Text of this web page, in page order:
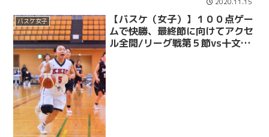
バスケ女子
【バスケ（女子）】１００点ゲー
ムで快勝、最終節に向けてアクセ
ル全開/リーグ戦第５節vs十文字